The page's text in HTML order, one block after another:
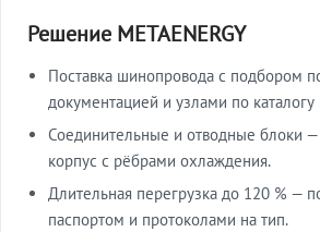
Решение METAENERGY
Поставка шинопровода с подбором
документацией и узлами по каталогу
Соединительные и отводные блоки —
корпус с рёбрами охлаждения.
Длительная перегрузка до 120 % —
паспортом и протоколами на тип.